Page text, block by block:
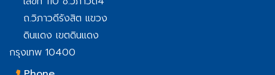
ถ.วิภาวดีรังสิต แขวง
ดินแดง เขตดินแดง
กรุงเทพ 10400